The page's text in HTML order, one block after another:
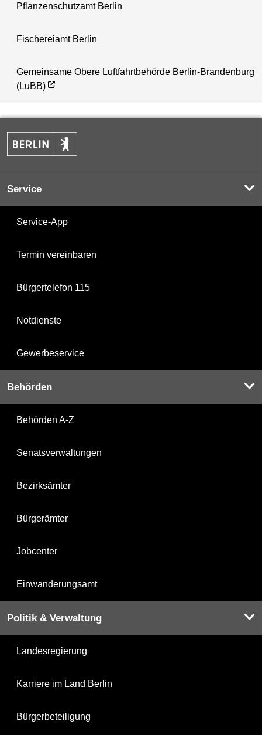
Pflanzenschutzamt Berlin
Fischereiamt Berlin
Gemeinsame Obere Luftfahrtbehörde Berlin-Brandenburg
(LuBB)
Service
Service-App
Termin vereinbaren
Bürgertelefon 115
Notdienste
Gewerbeservice
Behörden
Behörden A-Z
Senatsverwaltungen
Bezirksämter
Bürgerämter
Jobcenter
Einwanderungsamt
Politik & Verwaltung
Landesregierung
Karriere im Land Berlin
Bürgerbeteiligung